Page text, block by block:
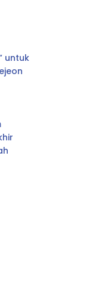
untuk